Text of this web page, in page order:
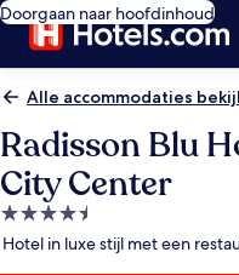
Doorgaan naar hoofdinhoud
Alle accommodaties
Radisson Blu
City Center
4.5-
sterrenaccommodatie
Hotel in luxe stijl met een